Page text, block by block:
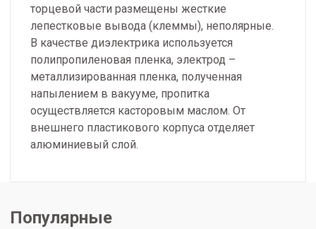
торцевой части размещены жесткие
лепестковые вывода (клеммы), неполярные.
В качестве диэлектрика используется
полипропиленовая пленка, электрод –
металлизированная пленка, полученная
напылением в вакууме, пропитка
осуществляется касторовым маслом. От
внешнего пластикового корпуса отделяет
алюминиевый слой.
Популярные